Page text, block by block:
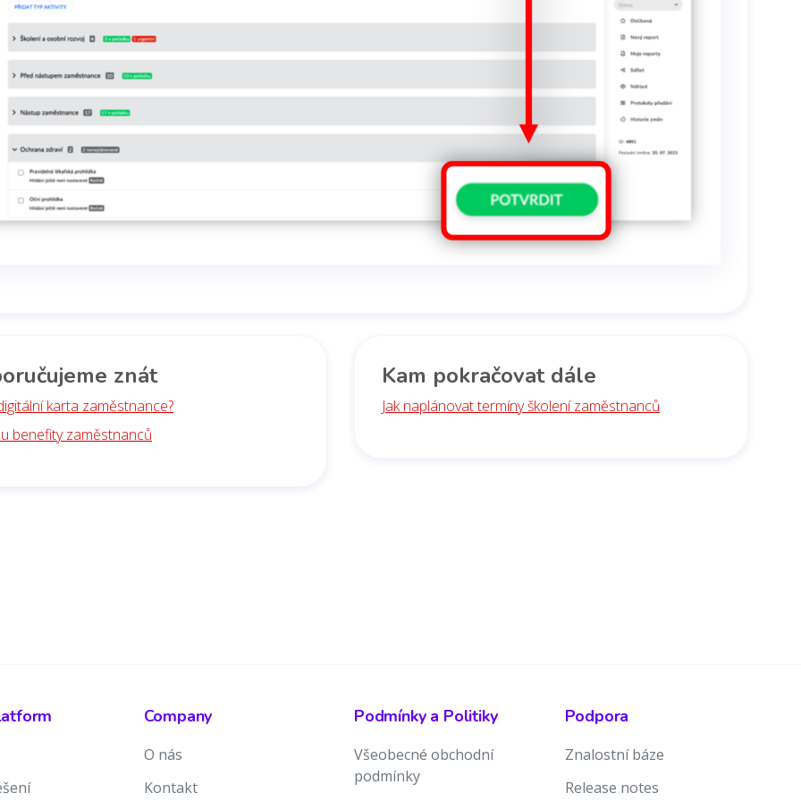
znát
karta zaměstnance?
benefity zaměstnanců
Kam pokračovat dále
Jak naplánovat termíny školení zaměstnanců
Company
O nás
Kontakt
Podmínky a Politiky
Všeobecné obchodní
podmínky
Podpora
Znalostní báze
Release notes